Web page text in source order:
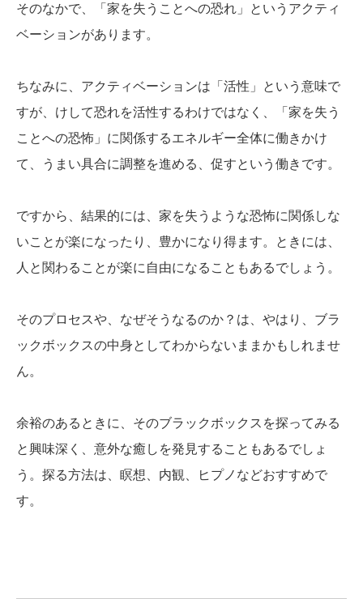
そのなかで、「家を失うことへの恐れ」というアクティ
ベーションがあります。
ちなみに、アクティベーションは「活性」という意味で
すが、けして恐れを活性するわけではなく、「家を失う
ことへの恐怖」に関係するエネルギー全体に働きかけ
て、うまい具合に調整を進める、促すという働きです。
ですから、結果的には、家を失うような恐怖に関係しな
いことが楽になったり、豊かになり得ます。ときには、
人と関わることが楽に自由になることもあるでしょう。
そのプロセスや、なぜそうなるのか？は、やはり、ブラ
ックボックスの中身としてわからないままかもしれませ
ん。
余裕のあるときに、そのブラックボックスを探ってみる
と興味深く、意外な癒しを発見することもあるでしょ
う。探る方法は、瞑想、内観、ヒプノなどおすすめで
す。